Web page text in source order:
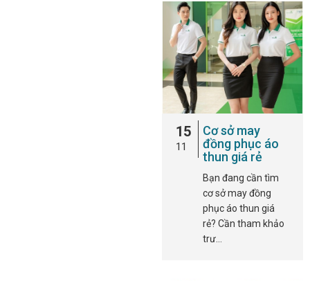
15
11
Cơ sở may
đồng phục áo
thun giá rẻ
Bạn đang cần tìm
cơ sở may đồng
phục áo thun giá
rẻ? Cần tham khảo
trư…